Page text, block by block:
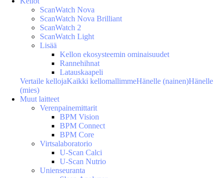
ScanWatch Nova
ScanWatch Nova Brilliant
ScanWatch 2
ScanWatch Light
Lisää
Kellon ekosysteemin ominaisuudet
Rannehihnat
Latauskaapeli
Vertaile kellojaKaikki kellomallimmeHänelle (nainen)Hänelle
(mies)
Muut laitteet
Verenpainemittarit
BPM Vision
BPM Connect
BPM Core
Virtsalaboratorio
U-Scan Calci
U-Scan Nutrio
Unienseuranta